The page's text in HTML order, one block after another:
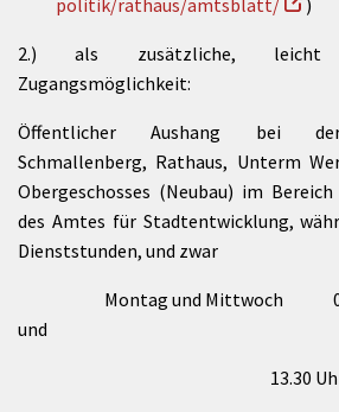
politik/rathaus/amtsblatt/
)
2.) als zusätzliche, leicht
Zugangsmöglichkeit:
Öffentlicher Aushang bei der
Schmallenberg, Rathaus, Unterm
Obergeschosses (Neubau) im
des Amtes für Stadtentwicklung,
Dienststunden, und zwar
Montag und Mittwoch 08.30
und
13.30 Uhr bis